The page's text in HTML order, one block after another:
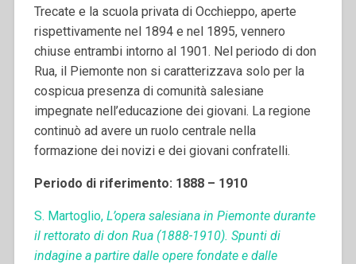
Trecate e la scuola privata di Occhieppo, aperte
rispettivamente nel 1894 e nel 1895, vennero
chiuse entrambi intorno al 1901. Nel periodo di don
Rua, il Piemonte non si caratterizzava solo per la
cospicua presenza di comunità salesiane
impegnate nell’educazione dei giovani. La regione
continuò ad avere un ruolo centrale nella
formazione dei novizi e dei giovani confratelli.
Periodo di riferimento: 1888 – 1910
S. Martoglio, L’opera salesiana in Piemonte durante
il rettorato di don Rua (1888-1910). Spunti di
indagine a partire dalle opere fondate e dalle